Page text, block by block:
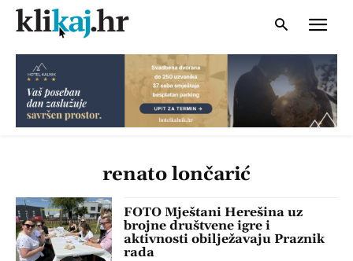
renato lončarić
FOTO Mještani Herešina uz
brojne društvene igre i
aktivnosti obilježavaju Praznik
rada